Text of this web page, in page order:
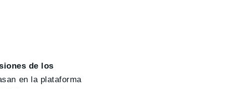
de los
en la plataforma